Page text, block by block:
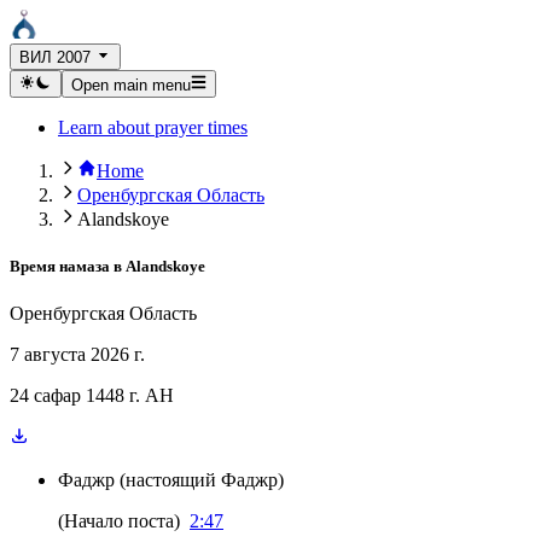
ВИЛ 2007
Open main menu
Learn about prayer times
Home
Оренбургская Область
Alandskoye
Время намаза в Alandskoye
Оренбургская Область
7 августа 2026 г.
24 сафар 1448 г. AH
Фаджр (настоящий Фаджр)
(Начало поста) 2:47